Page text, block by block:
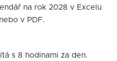
na rok 2028 v Excelu
v PDF.
s 8 hodinami za den.